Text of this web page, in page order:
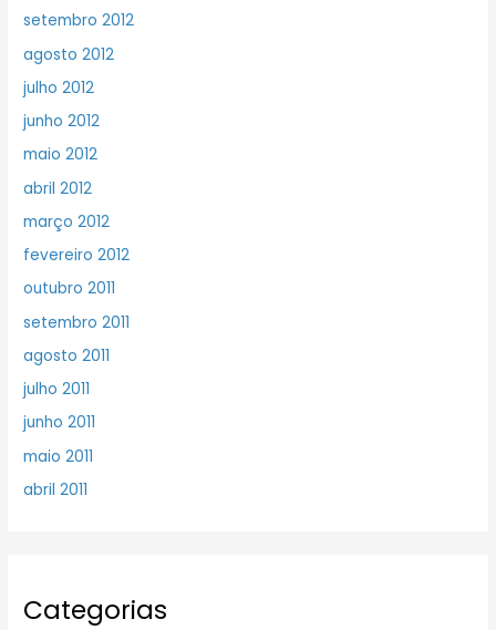
setembro 2012
agosto 2012
julho 2012
junho 2012
maio 2012
abril 2012
março 2012
fevereiro 2012
outubro 2011
setembro 2011
agosto 2011
julho 2011
junho 2011
maio 2011
abril 2011
Categorias